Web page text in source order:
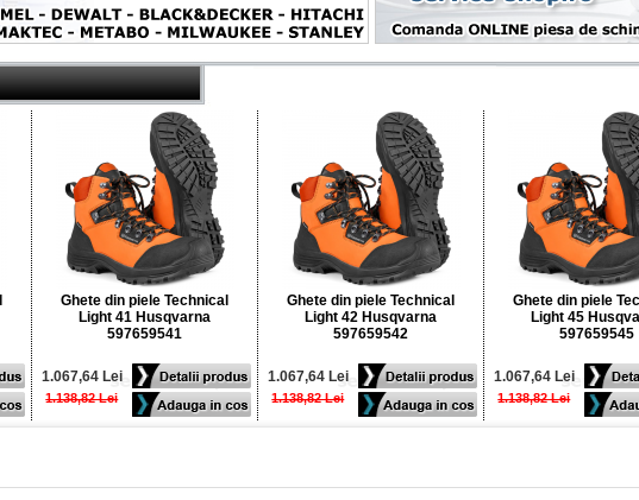
Ghete din piele Technical
Light 41 Husqvarna
597659541
1.067,64 Lei
1.138,82 Lei
Ghete din piele Technical
Light 42 Husqvarna
597659542
1.067,64 Lei
1.138,82 Lei
Ghete din piele
Light 45
597659545
1.067,64 Lei
1.138,82 Lei